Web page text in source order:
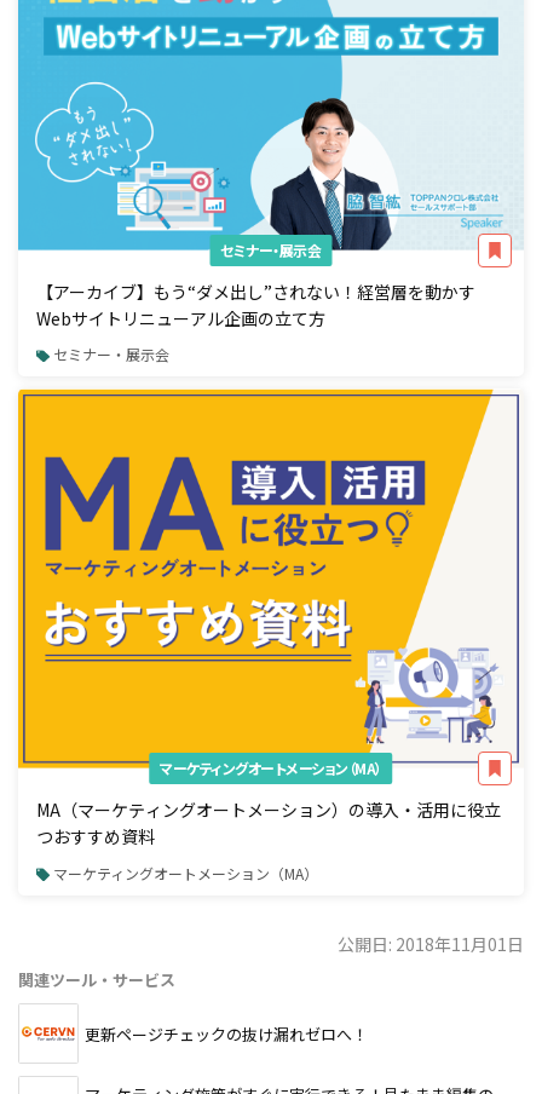
セミナー・展示会
【アーカイブ】もう“ダメ出し”されない！経営層を動かす
Webサイトリニューアル企画の立て方
セミナー・展示会
マーケティングオートメーション（MA）
MA（マーケティングオートメーション）の導入・活用に役立
つおすすめ資料
マーケティングオートメーション（MA）
公開日: 2018年11月01日
関連ツール・サービス
更新ページチェックの抜け漏れゼロへ！